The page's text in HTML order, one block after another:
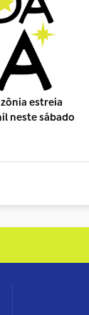
estreia
neste sábado